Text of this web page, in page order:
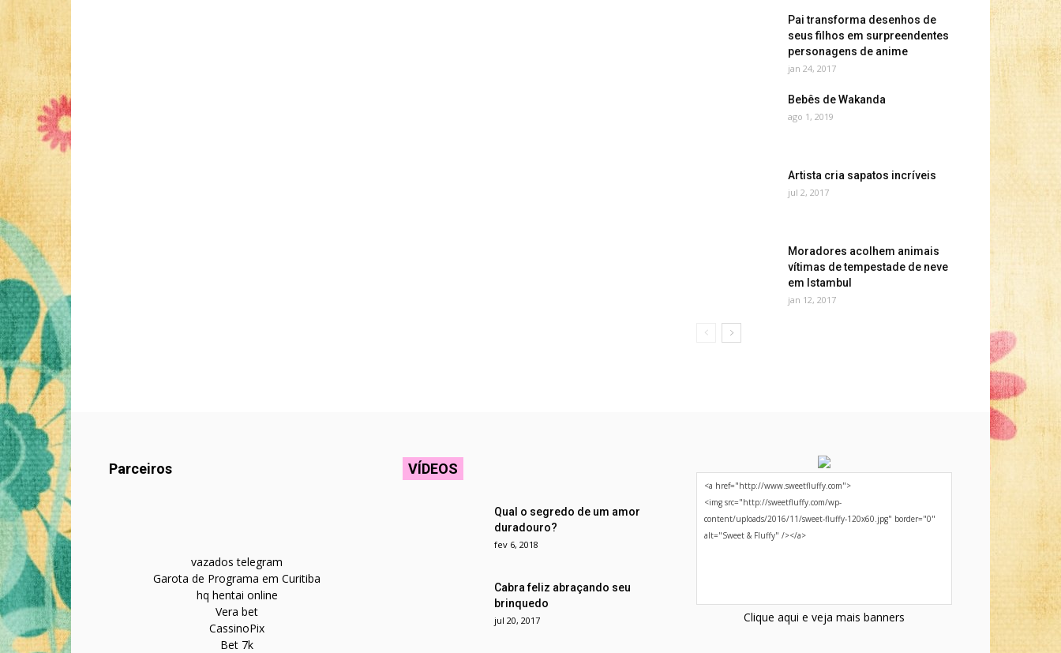
Pai transforma desenhos de
seus filhos em surpreendentes
personagens de anime
jan 24, 2017
Bebês de Wakanda
ago 1, 2019
Artista cria sapatos incríveis
jul 2, 2017
Moradores acolhem animais
vítimas de tempestade de neve
em Istambul
jan 12, 2017
Parceiros
vazados telegram
Garota de Programa em Curitiba
hq hentai online
Vera bet
CassinoPix
Bet 7k
VÍDEOS
Qual o segredo de um amor
duradouro?
fev 6, 2018
Cabra feliz abraçando seu
brinquedo
jul 20, 2017 Clique aqui e veja mais banners